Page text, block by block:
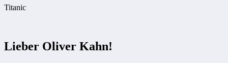
Titanic
Lieber Oliver Kahn!